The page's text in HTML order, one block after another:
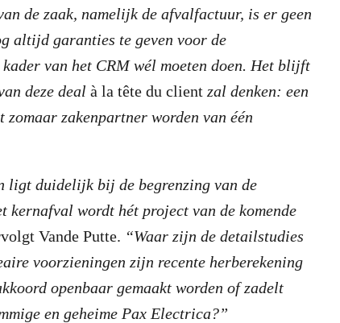
de zaak, namelijk de afvalfactuur, is er geen
altijd garanties te geven voor de
van het CRM wél moeten doen. Het blijft
deze deal à la tête du client zal denken: een
zakenpartner worden van één
ligt duidelijk bij de begrenzing van de
wordt hét project van de komende
Vande Putte. “Waar zijn de detailstudies
voorzieningen zijn recente herberekening
openbaar gemaakt worden of zadelt
en geheime Pax Electrica?”